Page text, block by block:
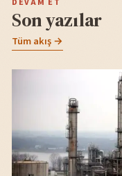
Son yazılar
Tüm akış →